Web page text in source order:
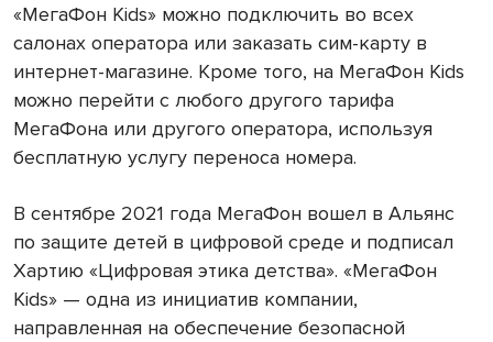
«МегаФон Kids» можно подключить во всех
салонах оператора или заказать сим-карту в
интернет-магазине. Кроме того, на МегаФон Kids
можно перейти с любого другого тарифа
МегаФона или другого оператора, используя
бесплатную услугу переноса номера.
В сентябре 2021 года МегаФон вошел в Альянс
по защите детей в цифровой среде и подписал
Хартию «Цифровая этика детства». «МегаФон
Kids» — одна из инициатив компании,
направленная на обеспечение безопасной